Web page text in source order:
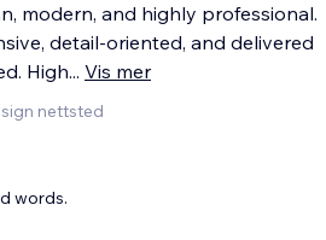
modern, and highly professional.
detail-oriented, and delivered
High... Vis mer
nettsted
words.